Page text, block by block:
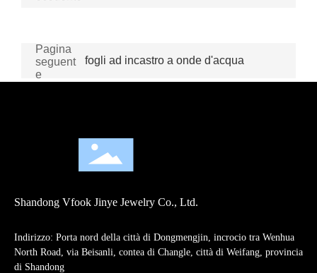
Pagina
seguent
e
fogli ad incastro a onde d'acqua
Shandong Vfook Jinye Jewelry Co., Ltd.
Indirizzo: Porta nord della città di Dongmengjin, incrocio tra Wenhua
North Road, via Beisanli, contea di Changle, città di Weifang, provincia
di Shandong